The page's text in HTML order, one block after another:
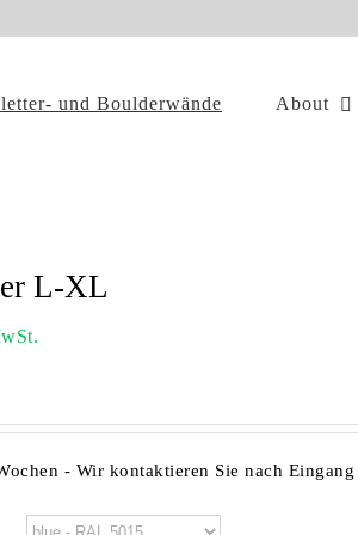
und Boulderwände About
L-XL
- Wir kontaktieren Sie nach